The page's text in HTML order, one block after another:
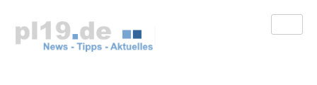
springen